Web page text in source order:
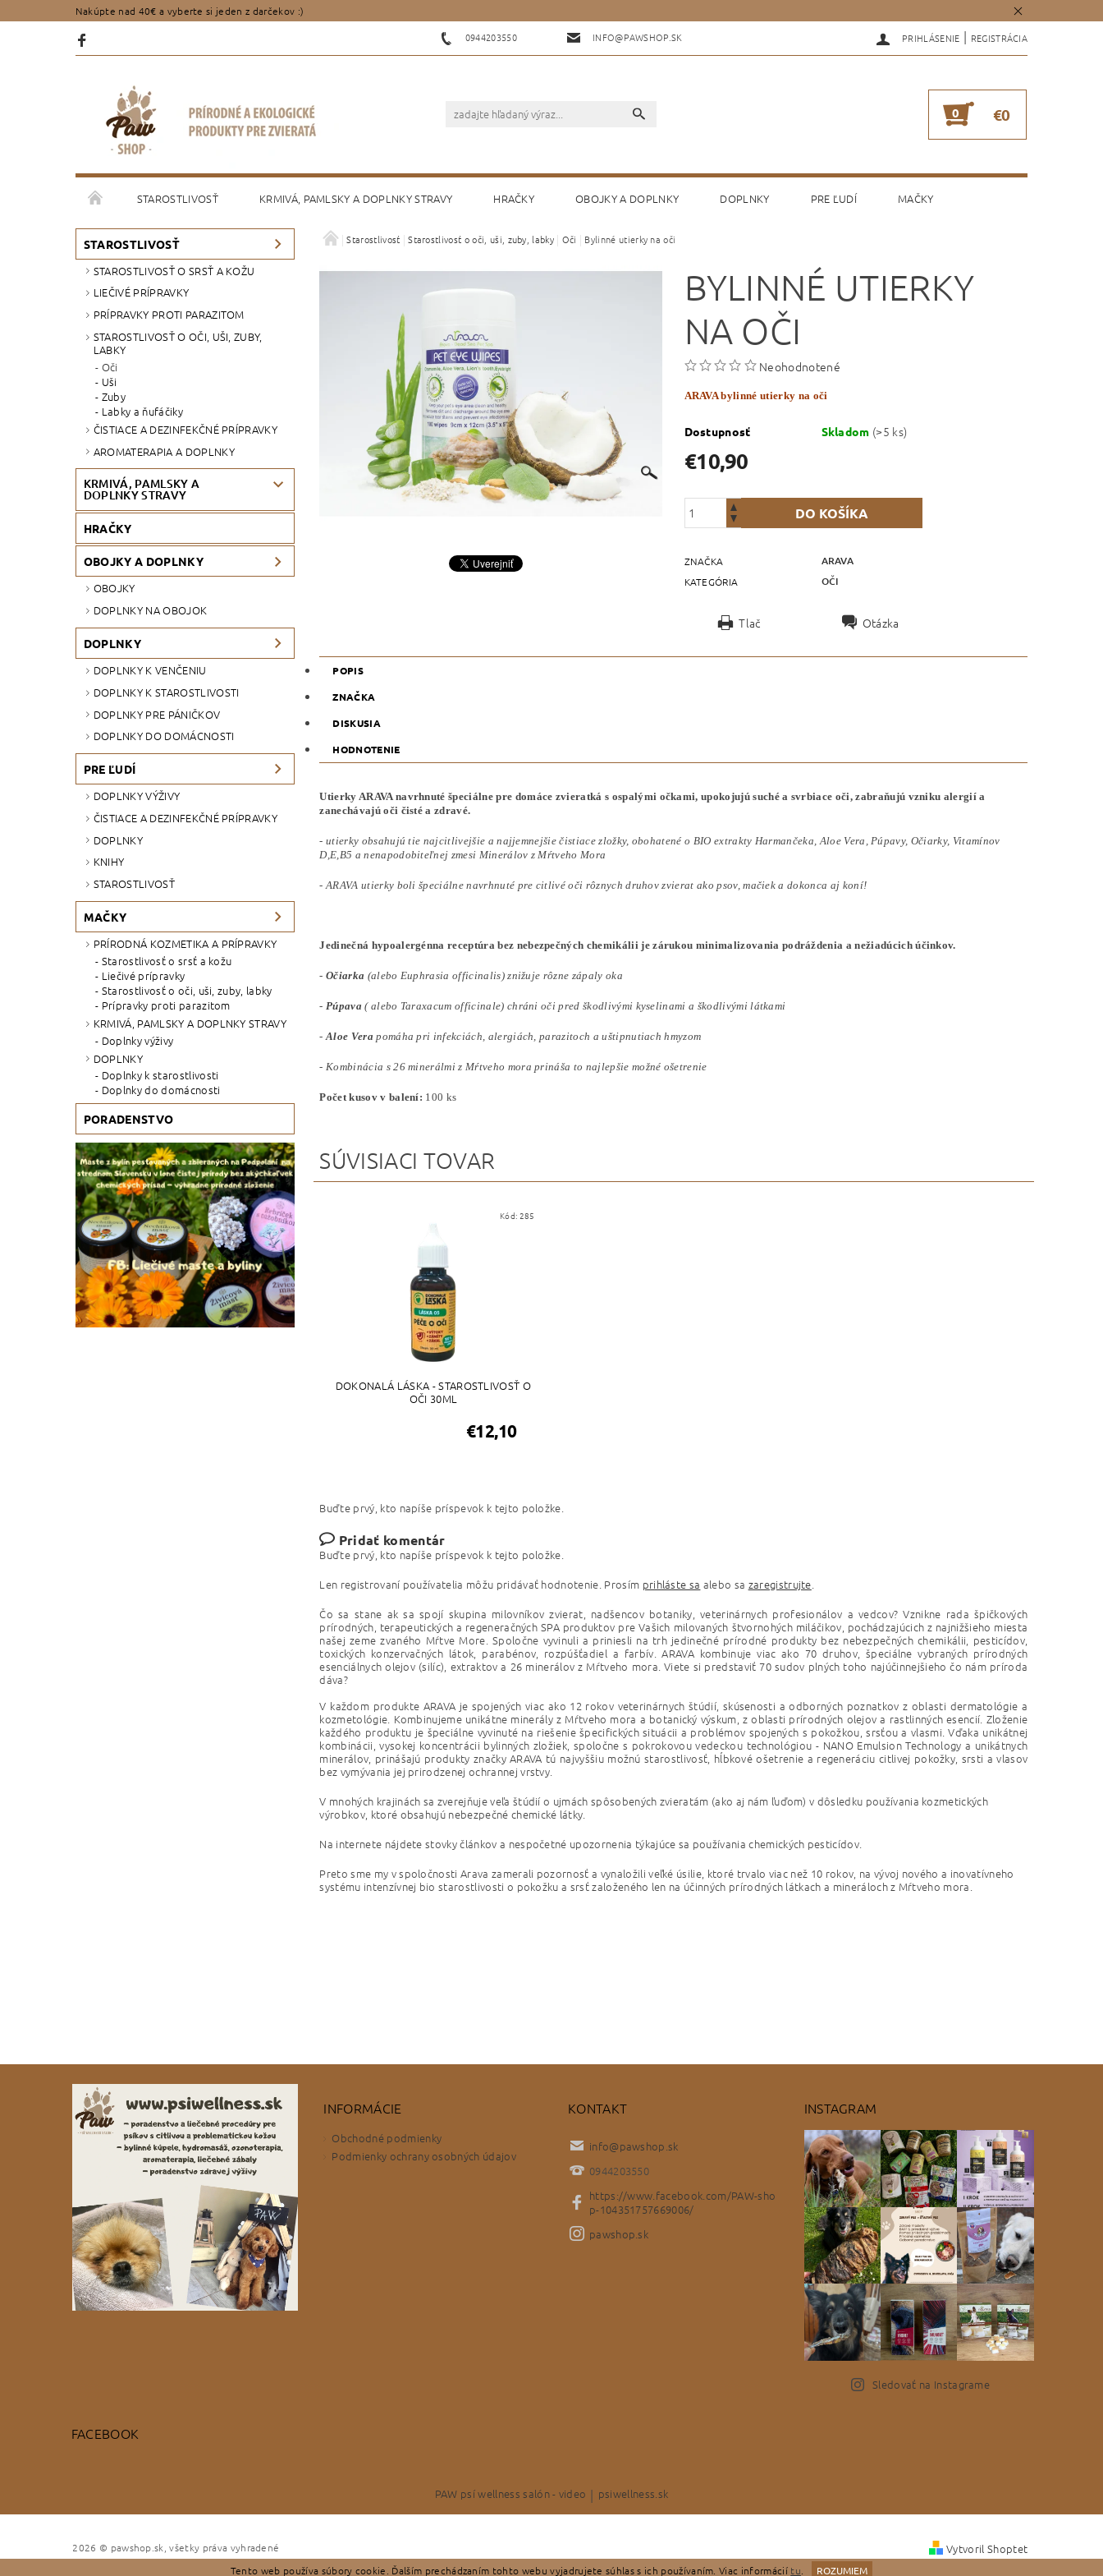
Nakúpte nad 40€ a vyberte si jeden z darčekov :)
0944203550 INFO@PAWSHOP.SK PRIHLÁSENIE | REGISTRÁCIA
0 €0
STAROSTLIVOSŤ KRMIVÁ, PAMLSKY A DOPLNKY STRAVY HRAČKY OBOJKY A DOPLNKY DOPLNKY PRE ĽUDÍ MAČKY
PORADENSTVO OBCHODNÉ PODMIENKY KONTAKTY HODNOTENIE OBCHODU
STAROSTLIVOSŤ
STAROSTLIVOSŤ O SRSŤ A KOŽU
LIEČIVÉ PRÍPRAVKY
PRÍPRAVKY PROTI PARAZITOM
STAROSTLIVOSŤ O OČI, UŠI, ZUBY,
LABKY
Oči
Uši
Zuby
Labky a ňufáčiky
ČISTIACE A DEZINFEKČNÉ PRÍPRAVKY
AROMATERAPIA A DOPLNKY
KRMIVÁ, PAMLSKY A
DOPLNKY STRAVY
HRAČKY
OBOJKY A DOPLNKY
OBOJKY
DOPLNKY NA OBOJOK
DOPLNKY
DOPLNKY K VENČENIU
DOPLNKY K STAROSTLIVOSTI
DOPLNKY PRE PÁNIČKOV
DOPLNKY DO DOMÁCNOSTI
PRE ĽUDÍ
DOPLNKY VÝŽIVY
ČISTIACE A DEZINFEKČNÉ PRÍPRAVKY
DOPLNKY
KNIHY
STAROSTLIVOSŤ
MAČKY
PRÍRODNÁ KOZMETIKA A PRÍPRAVKY
Starostlivosť o srsť a kožu
Liečivé prípravky
Starostlivosť o oči, uši, zuby, labky
Prípravky proti parazitom
KRMIVÁ, PAMLSKY A DOPLNKY STRAVY
Doplnky výživy
DOPLNKY
Doplnky k starostlivosti
Doplnky do domácnosti
PORADENSTVO
Starostlivosť Starostlivosť o oči, uši, zuby, labky Oči Bylinné utierky na oči
BYLINNÉ UTIERKY
NA OČI
Neohodnotené
ARAVA bylinné utierky na oči
Dostupnosť Skladom (>5 ks)
€10,90
ZNAČKA ARAVA
KATEGÓRIA OČI
Tlač Otázka
POPIS
ZNAČKA
DISKUSIA
HODNOTENIE
Utierky ARAVA navrhnuté špeciálne pre domáce zvieratká s ospalými očkami, upokojujú suché a svrbiace oči, zabraňujú vzniku alergií a
zanechávajú oči čisté a zdravé.
- utierky obsahujú tie najcitlivejšie a najjemnejšie čistiace zložky, obohatené o BIO extrakty Harmančeka, Aloe Vera, Púpavy, Očiarky, Vitamínov
D,E,B5 a nenapodobiteľnej zmesi Minerálov z Mŕtveho Mora
- ARAVA utierky boli špeciálne navrhnuté pre citlivé oči rôznych druhov zvierat ako psov, mačiek a dokonca aj koní!
Jedinečná hypoalergénna receptúra bez nebezpečných chemikálii je zárukou minimalizovania podráždenia a nežiadúcich účinkov.
-Očiarka (alebo Euphrasia officinalis) znižuje rôzne zápaly oka
- Púpava ( alebo Taraxacum officinale) chráni oči pred škodlivými kyselinami a škodlivými látkami
-Aloe Vera pomáha pri infekciách, alergiách, parazitoch a uštipnutiach hmyzom
- Kombinácia s 26 minerálmi z Mŕtveho mora prináša to najlepšie možné ošetrenie
Počet kusov v balení: 100 ks
SÚVISIACI TOVAR
Kód: 285
DOKONALÁ LÁSKA - STAROSTLIVOSŤ O
OČI 30ML
€12,10
Buďte prvý, kto napíše príspevok k tejto položke.
Pridať komentár
Buďte prvý, kto napíše príspevok k tejto položke.
Len registrovaní používatelia môžu pridávať hodnotenie. Prosím prihláste sa alebo sa zaregistrujte.
Čo sa stane ak sa spojí skupina milovníkov zvierat, nadšencov botaniky, veterinárnych profesionálov a vedcov? Vznikne rada špičkových
prírodných, terapeutických a regeneračných SPA produktov pre Vašich milovaných štvornohých miláčikov, pochádzajúcich z najnižšieho miesta
našej zeme zvaného Mŕtve More. Spoločne vyvinuli a priniesli na trh jedinečné prírodné produkty bez nebezpečných chemikálii, pesticídov,
toxických konzervačných látok, parabénov, rozpúšťadiel a farbív. ARAVA kombinuje viac ako 70 druhov, špeciálne vybraných prírodných
esenciálnych olejov (silíc), extraktov a 26 minerálov z Mŕtveho mora. Viete si predstaviť 70 sudov plných toho najúčinnejšieho čo nám príroda
dáva?
V každom produkte ARAVA je spojených viac ako 12 rokov veterinárnych štúdií, skúsenosti a odborných poznatkov z oblasti dermatológie a
kozmetológie. Kombinujeme unikátne minerály z Mŕtveho mora a botanický výskum, z oblasti prírodných olejov a rastlinných esencií. Zloženie
každého produktu je špeciálne vyvinuté na riešenie špecifických situácii a problémov spojených s pokožkou, srsťou a vlasmi. Vďaka unikátnej
kombinácii, vysokej koncentrácii bylinných zložiek, spoločne s pokrokovou vedeckou technológiou - NANO Emulsion Technology a unikátnych
minerálov, prinášajú produkty značky ARAVA tú najvyššiu možnú starostlivosť, hĺbkové ošetrenie a regeneráciu citlivej pokožky, srsti a vlasov
bez vymývania jej prirodzenej ochrannej vrstvy.
V mnohých krajinách sa zverejňuje veľa štúdií o ujmách spôsobených zvieratám (ako aj nám ľuďom) v dôsledku používania kozmetických
výrobkov, ktoré obsahujú nebezpečné chemické látky.
Na internete nájdete stovky článkov a nespočetné upozornenia týkajúce sa používania chemických pesticídov.
Preto sme my v spoločnosti Arava zamerali pozornosť a vynaložili veľké úsilie, ktoré trvalo viac než 10 rokov, na vývoj nového a inovatívneho
systému intenzívnej bio starostlivosti o pokožku a srsť založeného len na účinných prírodných látkach a mineráloch z Mŕtveho mora.
INFORMÁCIE
Obchodné podmienky
Podmienky ochrany osobných údajov
KONTAKT
info@pawshop.sk
0944203550
https://www.facebook.com/PAW-sho
p-104351757669006/
pawshop.sk
INSTAGRAM
Sledovať na Instagrame
FACEBOOK
PAW psí wellness salón - video | psiwellness.sk
2026 © pawshop.sk, všetky práva vyhradené Vytvoril Shoptet
Tento web používa súbory cookie. Ďalším prechádzaním tohto webu vyjadrujete súhlas s ich používaním. Viac informácií tu ROZUMIEM